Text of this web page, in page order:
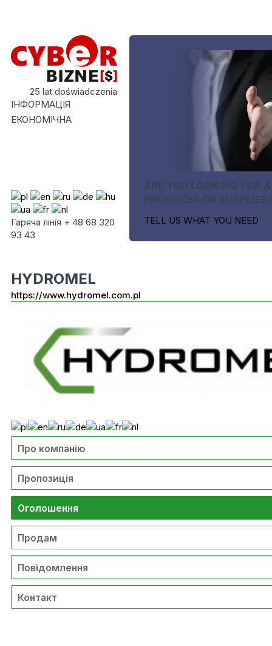
25 lat doświadczenia
ІНФОРМАЦІЯ
ЕКОНОМІЧНА
Гаряча лінія + 48 68 320
93 43
ARE YOU LOOKING FOR A
PRODUCER OR
TELL US WHAT YOU NEED
HYDROMEL
https://www.hydromel.com.pl
Про компанію
Пропозиція
Оголошення
Продам
Повідомлення
Контакт